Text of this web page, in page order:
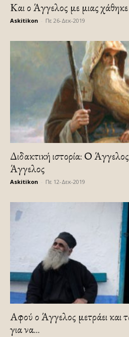
Και ο Άγγελος με μιας
Askitikon Πε 26-Δεκ-2019
Διδακτική ιστορία: Ο
Άγγελος
Askitikon Πε 12-Δεκ-2019
Αφού ο Άγγελος μετράει και
για να...